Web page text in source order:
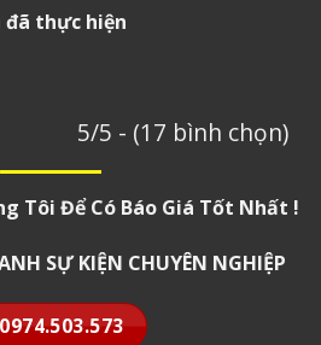
đã thực hiện
5/5 - (17 bình chọn)
Tôi Để Có Báo Giá Tốt Nhất !
SỰ KIỆN CHUYÊN NGHIỆP
0974.503.573